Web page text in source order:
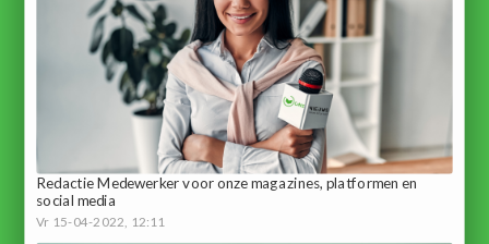
Redactie Medewerker voor onze magazines, platformen en
social media
Vr 15-04-2022, 12:11